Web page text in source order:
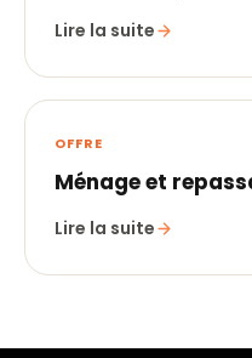
Lire la suite
OFFRE
Ménage et
Lire la suite